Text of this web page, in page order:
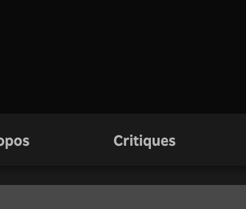
Critiques